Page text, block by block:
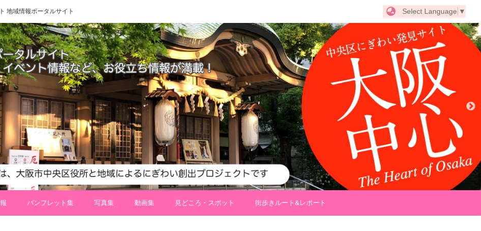
地域情報ポータルサイト Select Language ▼
パンフレット集 写真集 動画集 見どころ・スポット 街歩きルート&レポート